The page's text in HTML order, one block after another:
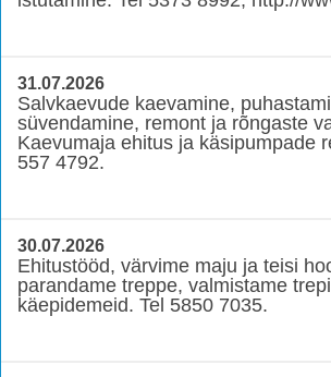
31.07.2026
Salvkaevude kaevamine,
süvendamine, remont ja rõngaste
Kaevumaja ehitus ja käsipumpade
557 4792.
30.07.2026
Ehitustööd, värvime maju ja teisi
parandame treppe, valmistame
käepidemeid. Tel 5850 7035.